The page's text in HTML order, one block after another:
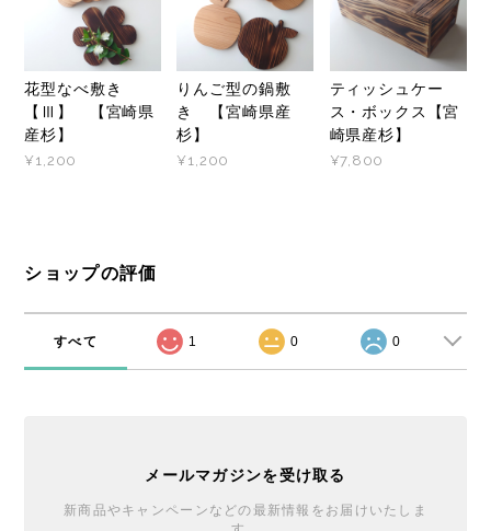
花型なべ敷き
【Ⅲ】 【宮崎県
産杉】
¥1,200
りんご型の鍋敷
き 【宮崎県産
杉】
¥1,200
ティッシュケー
ス・ボックス【宮
崎県産杉】
¥7,800
ショップの評価
すべて 1 0 0
メールマガジンを受け取る
新商品やキャンペーンなどの最新情報をお届けいたしま